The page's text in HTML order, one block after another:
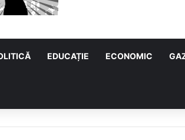
EDUCAȚIE ECONOMIC